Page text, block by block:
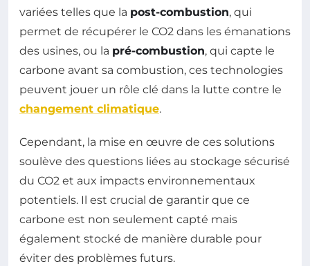
variées telles que la post-combustion, qui
permet de récupérer le CO2 dans les émanations
des usines, ou la pré-combustion, qui capte le
carbone avant sa combustion, ces technologies
peuvent jouer un rôle clé dans la lutte contre le
changement climatique.
Cependant, la mise en œuvre de ces solutions
soulève des questions liées au stockage sécurisé
du CO2 et aux impacts environnementaux
potentiels. Il est crucial de garantir que ce
carbone est non seulement capté mais
également stocké de manière durable pour
éviter des problèmes futurs.